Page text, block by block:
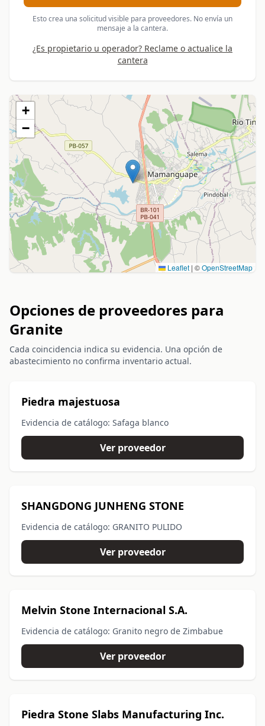
Esto crea una solicitud visible para proveedores. No envía un
mensaje a la cantera.
¿Es propietario u operador? Reclame o actualice la
cantera
+
−
Leaflet | ©OpenStreetMap
Opciones de proveedores para
Granite
Cada coincidencia indica su evidencia. Una opción de
abastecimiento no confirma inventario actual.
Piedra majestuosa
Evidencia de catálogo: Safaga blanco
Ver proveedor
SHANGDONG JUNHENG STONE
Evidencia de catálogo: GRANITO PULIDO
Ver proveedor
Melvin Stone Internacional S.A.
Evidencia de catálogo: Granito negro de Zimbabue
Ver proveedor
Piedra Stone Slabs Manufacturing Inc.